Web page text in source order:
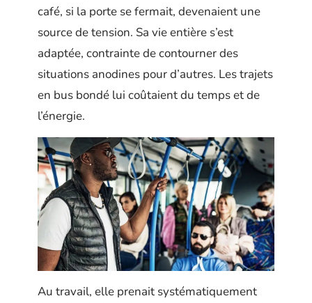
café, si la porte se fermait, devenaient une
source de tension. Sa vie entière s’est
adaptée, contrainte de contourner des
situations anodines pour d’autres. Les trajets
en bus bondé lui coûtaient du temps et de
l’énergie.
Au travail, elle prenait systématiquement